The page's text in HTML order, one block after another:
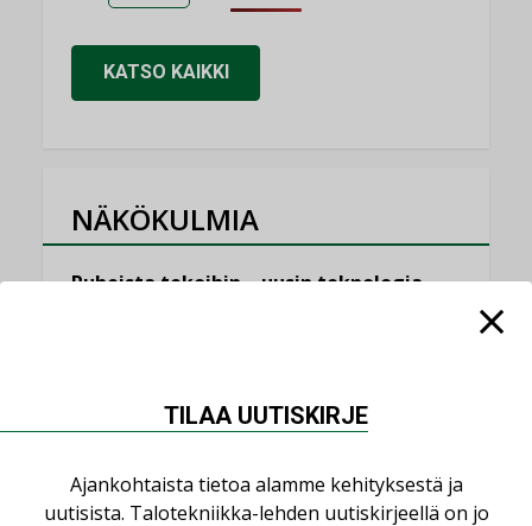
KATSO KAIKKI
NÄKÖKULMIA
Puheista tekoihin – uusin teknologia
ilmanvaihtoa
KOLUMNI
TILAA UUTISKIRJE
Ajankohtaista tietoa alamme kehityksestä ja
uutisista. Talotekniikka-lehden uutiskirjeellä on jo